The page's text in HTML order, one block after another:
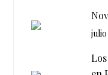
julio